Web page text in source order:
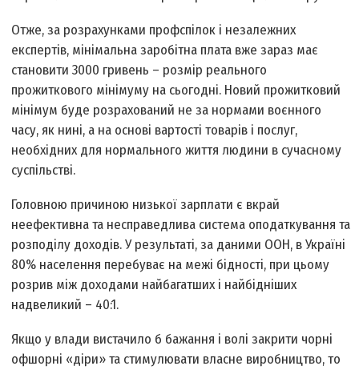
Отже, за розрахунками профспілок і незалежних
експертів, мінімальна заробітна плата вже зараз має
становити 3000 гривень – розмір реального
прожиткового мінімуму на сьогодні. Новий прожитковий
мінімум буде розрахований не за нормами воєнного
часу, як нині, а на основі вартості товарів і послуг,
необхідних для нормального життя людини в сучасному
суспільстві.
Головною причиною низької зарплати є вкрай
неефективна та несправедлива система оподаткування та
розподілу доходів. У результаті, за даними ООН, в Україні
80% населення перебуває на межі бідності, при цьому
розрив між доходами найбагатших і найбідніших
надвеликий – 40:1.
Якщо у влади вистачило б бажання і волі закрити чорні
офшорні «діри» та стимулювати власне виробництво, то